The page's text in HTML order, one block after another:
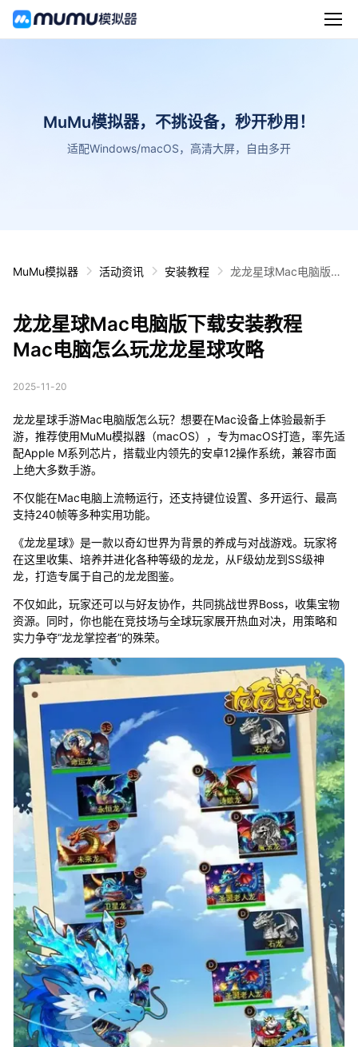
MuMu模拟器，不挑设备，秒开秒用！
适配Windows/macOS，高清大屏，自由多开
MuMu模拟器 活动资讯 安装教程
龙龙星球Mac电脑版下
龙龙星球Mac电脑版下载安装教程
Mac电脑怎么玩龙龙星球攻略
2025-11-20
龙龙星球手游Mac电脑版怎么玩？想要在Mac设备上体验最新手
游，推荐使用MuMu模拟器（macOS），专为macOS打造，率先适
配Apple M系列芯片，搭载业内领先的安卓12操作系统，兼容市面
上绝大多数手游。
不仅能在Mac电脑上流畅运行，还支持键位设置、多开运行、最高
支持240帧等多种实用功能。
《龙龙星球》是一款以奇幻世界为背景的养成与对战游戏。玩家将
在这里收集、培养并进化各种等级的龙龙，从F级幼龙到SS级神
龙，打造专属于自己的龙龙图鉴。
不仅如此，玩家还可以与好友协作，共同挑战世界Boss，收集宝物
资源。同时，你也能在竞技场与全球玩家展开热血对决，用策略和
实力争夺“龙龙掌控者”的殊荣。